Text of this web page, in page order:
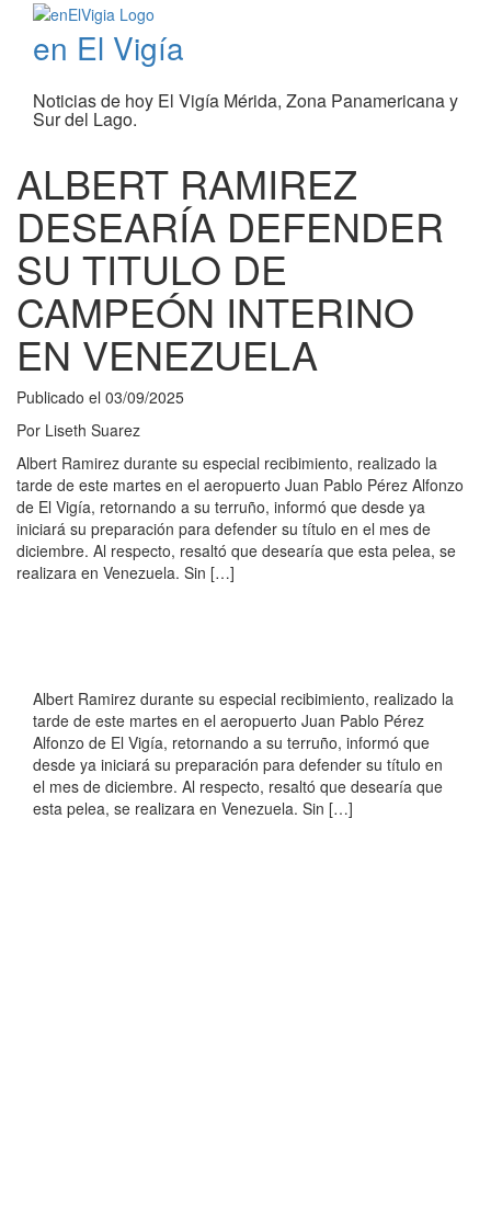
en El Vigía
Noticias de hoy El Vigía Mérida, Zona Panamericana y
Sur del Lago.
ALBERT RAMIREZ
DESEARÍA DEFENDER
SU TITULO DE
CAMPEÓN INTERINO
EN VENEZUELA
Publicado el 03/09/2025
Por Liseth Suarez
Albert Ramirez durante su especial recibimiento, realizado la
tarde de este martes en el aeropuerto Juan Pablo Pérez Alfonzo
de El Vigía, retornando a su terruño, informó que desde ya
iniciará su preparación para defender su título en el mes de
diciembre. Al respecto, resaltó que desearía que esta pelea, se
realizara en Venezuela. Sin […]
Albert Ramirez durante su especial recibimiento, realizado la
tarde de este martes en el aeropuerto Juan Pablo Pérez
Alfonzo de El Vigía, retornando a su terruño, informó que
desde ya iniciará su preparación para defender su título en
el mes de diciembre. Al respecto, resaltó que desearía que
esta pelea, se realizara en Venezuela. Sin […]